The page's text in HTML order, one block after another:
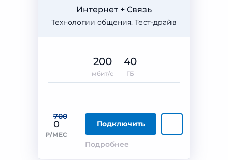
Технологии общения. Тест-драйв
Интернет + Связь
700
0
₽/МЕС
Подключить
Подробнее
200
мбит/с
40
ГБ